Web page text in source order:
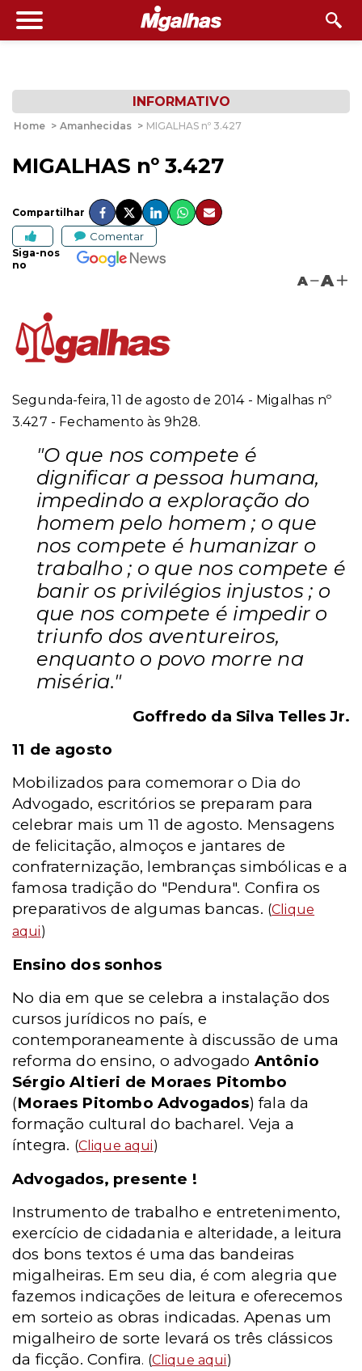
INFORMATIVO
Home > Amanhecidas > MIGALHAS nº 3.427
MIGALHAS nº 3.427
Compartilhar
Comentar
Siga-nos
no
A A
Segunda-feira, 11 de agosto de 2014 - Migalhas nº
3.427 - Fechamento às 9h28.
"O que nos compete é
dignificar a pessoa humana,
impedindo a exploração do
homem pelo homem ; o que
nos compete é humanizar o
trabalho ; o que nos compete é
banir os privilégios injustos ; o
que nos compete é impedir o
triunfo dos aventureiros,
enquanto o povo morre na
miséria."
Goffredo da Silva Telles Jr.
11 de agosto
Mobilizados para comemorar o Dia do
Advogado, escritórios se preparam para
celebrar mais um 11 de agosto. Mensagens
de felicitação, almoços e jantares de
confraternização, lembranças simbólicas e a
famosa tradição do "Pendura". Confira os
preparativos de algumas bancas. (Clique
aqui)
Ensino dos sonhos
No dia em que se celebra a instalação dos
cursos jurídicos no país, e
contemporaneamente à discussão de uma
reforma do ensino, o advogado Antônio
Sérgio Altieri de Moraes Pitombo
(Moraes Pitombo Advogados) fala da
formação cultural do bacharel. Veja a
íntegra. (Clique aqui)
Advogados, presente !
Instrumento de trabalho e entretenimento,
exercício de cidadania e alteridade, a leitura
dos bons textos é uma das bandeiras
migalheiras. Em seu dia, é com alegria que
fazemos indicações de leitura e oferecemos
em sorteio as obras indicadas. Apenas um
migalheiro de sorte levará os três clássicos
da ficção. Confira. (Clique aqui)